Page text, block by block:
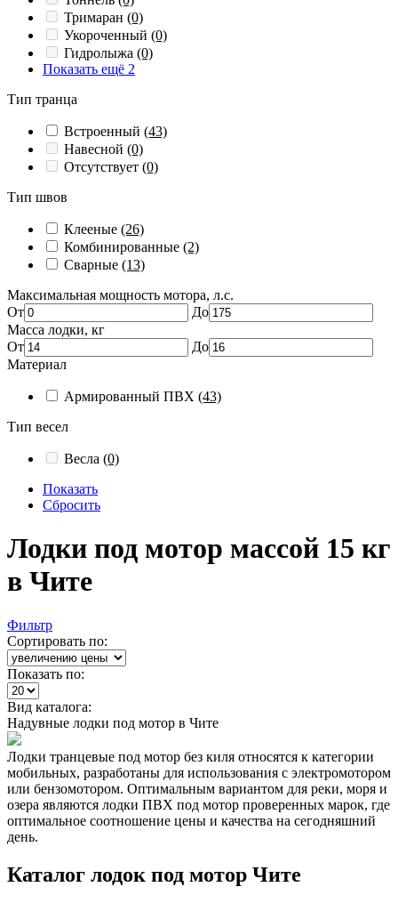
Тримаран (0)
Укороченный (0)
Гидролыжа (0)
Показать ещё 2
Тип транца
Встроенный (43)
Навесной (0)
Отсутствует (0)
Тип швов
Клееные (26)
Комбинированные (2)
Сварные (13)
Максимальная мощность мотора, л.с.
От
До
Масса лодки, кг
От
До
Материал
Армированный ПВХ (43)
Тип весел
Весла (0)
Показать
Сбросить
Лодки под мотор массой 15 кг
в Чите
Фильтр
Сортировать по:
Показать по:
Вид каталога:
Надувные лодки под мотор в Чите
Лодки транцевые под мотор без киля относятся к категории
мобильных, разработаны для использования с электромотором
или бензомотором. Оптимальным вариантом для реки, моря и
озера являются лодки ПВХ под мотор проверенных марок, где
оптимальное соотношение цены и качества на сегодняшний
день.
Каталог лодок под мотор Чите